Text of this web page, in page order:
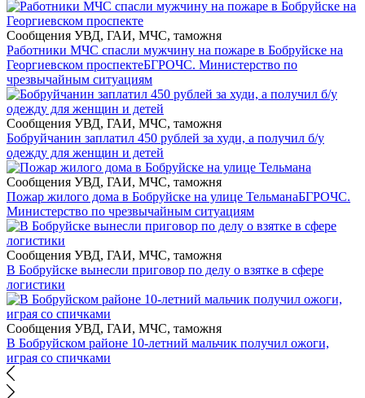
Сообщения УВД, ГАИ, МЧС, таможня
Работники МЧС спасли мужчину на пожаре в Бобруйске на
Георгиевском проспектеБГРОЧС. Министерство по
чрезвычайным ситуациям
Сообщения УВД, ГАИ, МЧС, таможня
Бобруйчанин заплатил 450 рублей за худи, а получил б/у
одежду для женщин и детей
Сообщения УВД, ГАИ, МЧС, таможня
Пожар жилого дома в Бобруйске на улице ТельманаБГРОЧС.
Министерство по чрезвычайным ситуациям
Сообщения УВД, ГАИ, МЧС, таможня
В Бобруйске вынесли приговор по делу о взятке в сфере
логистики
Сообщения УВД, ГАИ, МЧС, таможня
В Бобруйском районе 10-летний мальчик получил ожоги,
играя со спичками